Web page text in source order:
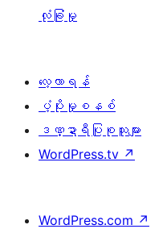
လုံခြုံမှု
လေ့လာရန်
ပံ့ပိုးမှုစနစ်
ဒဏ္ဍာရီပြုစုသူများ
WordPress.tv ↗
WordPress.com ↗